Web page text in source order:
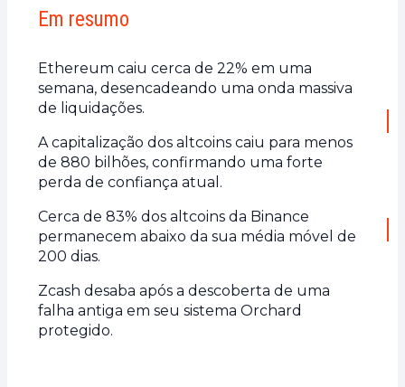
Em resumo
Ethereum caiu cerca de 22% em uma
semana, desencadeando uma onda massiva
de liquidações.
A capitalização dos altcoins caiu para menos
de 880 bilhões, confirmando uma forte
perda de confiança atual.
Cerca de 83% dos altcoins da Binance
permanecem abaixo da sua média móvel de
200 dias.
Zcash desaba após a descoberta de uma
falha antiga em seu sistema Orchard
protegido.